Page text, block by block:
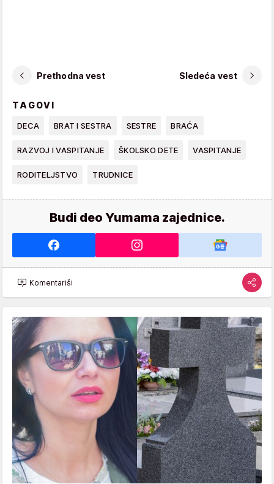
Prethodna vest Sledeća vest
TAGOVI
DECA BRAT I SESTRA SESTRE BRAĆA
RAZVOJ I VASPITANJE ŠKOLSKO DETE VASPITANJE
RODITELJSTVO TRUDNICE
Budi deo Yumama zajednice.
Komentariši